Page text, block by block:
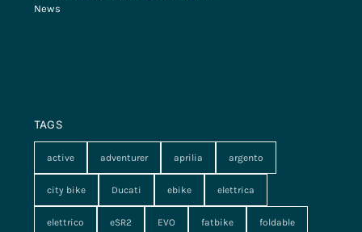
News
TAGS
active adventurer aprilia argento
city bike Ducati ebike elettrica
elettrico eSR2 EVO fatbike foldable